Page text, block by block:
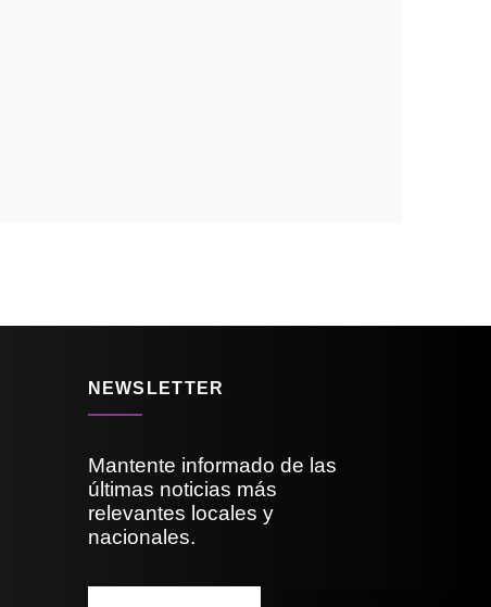
NEWSLETTER
Mantente informado de las
últimas noticias más
relevantes locales y
nacionales.